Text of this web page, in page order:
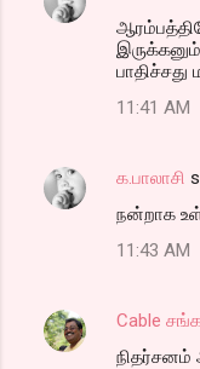
n
பாதிச்சது
11:41 AM
க.பாலாசி
நன்றாக
11:43 AM
Cable
நிதர்சனம்